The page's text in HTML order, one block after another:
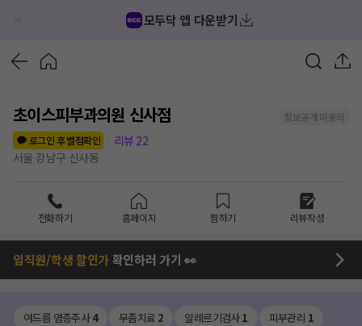
모두닥 앱 다운받기
초이스피부과의원 신사점
정보공개 미동의
로그인 후 별점확인
리뷰 22
서울 강남구 신사동
전화하기 홈페이지 찜하기 리뷰작성
임직원/학생 할인가확인하러 가기 👀
여드름 염증주사4 무좀치료 2 알레르기검사1 피부관리 1